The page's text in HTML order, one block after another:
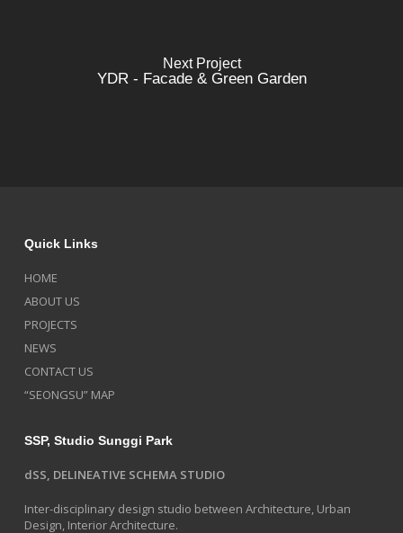
Next Project
YDR - Facade & Green Garden
Quick Links
HOME
ABOUT US
PROJECTS
NEWS
CONTACT US
“SEONGSU” MAP
SSP, Studio Sunggi Park
dSS, DELINEATIVE SCHEMA STUDIO
Inter-disciplinary design studio between Architecture, Urban
Design, Interior Architecture.